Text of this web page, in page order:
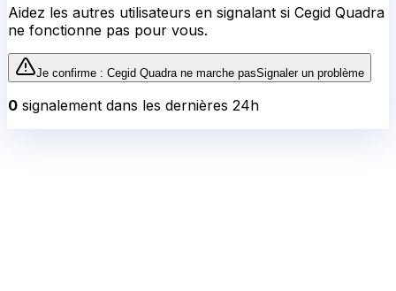
Aidez les autres utilisateurs en signalant si Cegid Quadra
ne fonctionne pas pour vous.
Je confirme : Cegid Quadrane marche pasSignaler un problème
0 signalement dans les dernières 24h